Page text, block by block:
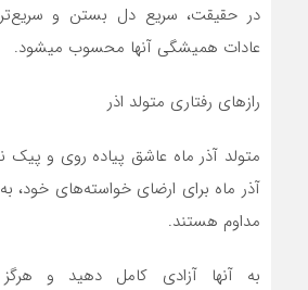
در حقيقت، سريع دل بستن و
عادات هميشگي آنها محسوب ميشود.
رازهای رفتاری متولد اذر
متولد آذر ماه عاشق پياده روی و
آذر ماه براي ارضاي خواسته‌هاي خود،
مداوم هستند.
به آنها آزادي کامل دهيد و